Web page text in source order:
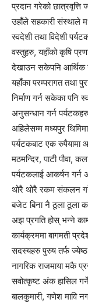
प्रदान गरेको छात्रवृत्ति
उहाँले सहकारी संस्थाले
स्वदेशी तथा विदेशी
वस्तुहरु, यहाँको कृषि
देखाउन सकेपनि आर्थिक
यहाँका परम्परागत तथा
निर्माण गर्न सकेका पनि
अनुसन्धान गर्न
अहिलेसम्म मध्यपुर
पर्यटकबाट एक रुपैयामा
मठमन्दिर, पाटी पौवा,
पर्यटकलाई आकर्षन गर्न
थोरै थोरै रकम संकलन
बजेट बिना नै ठूला ठूला
अझ प्रगति होस् भन्ने
कार्यक्रममा बागमती
सदस्यहरु पुरुष तर्फ ज्येष्ठ
नागरिक राजमाया मकै
सवोत्कृष्ट अंक हासिल गर्ने
बालकुमारी, गणेश मावि